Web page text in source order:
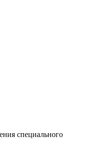
специального